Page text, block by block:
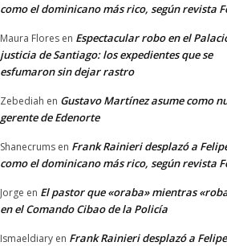
como el dominicano más rico, según revista
Maura Flores en Espectacular robo en el
justicia de Santiago: los expedientes que se
esfumaron sin dejar rastro
Zebediah en Gustavo Martínez asume como
gerente de Edenorte
Shanecrums en Frank Rainieri desplazó a
como el dominicano más rico, según revista
Jorge en El pastor que «oraba» mientras
en el Comando Cibao de la Policía
Ismaeldiary en Frank Rainieri desplazó a